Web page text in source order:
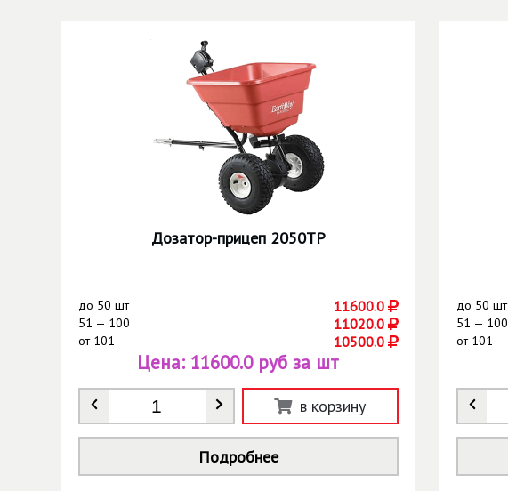
Дозатор-прицеп 2050ТP
до 50 шт 11600.0
51 — 100 11020.0
от101 10500.0
Количество *
Цена: 11600.0 руб за шт
в корзину
Подробнее
до 50 шт
51 — 100
от101